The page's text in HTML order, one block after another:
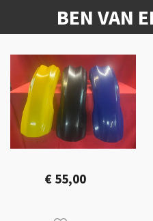
de
hoofdinhoud
BEN VAN
€ 55,00